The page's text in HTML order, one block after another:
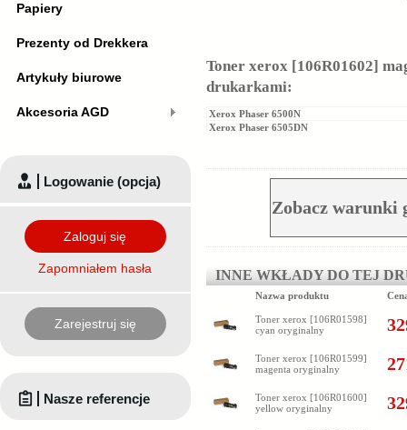
Toner xerox [106R01602]
drukarkami:
Xerox Phaser 6500N
Xerox Phaser 6505DN
Zobacz warunki
INNE WKŁADY DO TEJ
Nazwa produktu
Toner xerox [106R01598]
cyan oryginalny
Toner xerox [106R01599]
magenta oryginalny
Toner xerox [106R01600]
yellow oryginalny
Papiery
Prezenty od Drekkera
Artykuły biurowe
Akcesoria AGD
Logowanie (opcja)
Zaloguj się
Zapomniałem hasła
Zarejestruj się
Nasze referencje